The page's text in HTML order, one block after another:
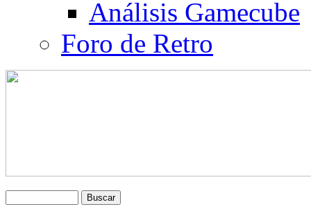
Análisis Gamecube
Foro de Retro